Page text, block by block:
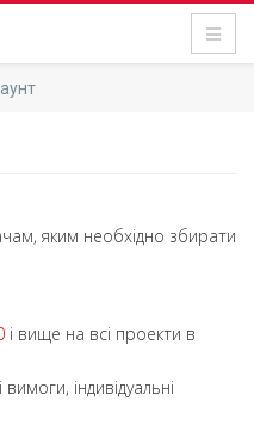
яким необхідно збирати
і вище на всі проекти в
індивідуальні